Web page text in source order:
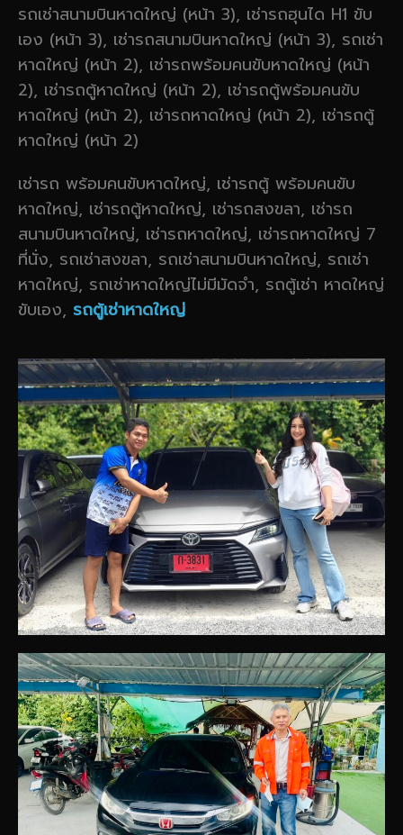
รถเช่าสนามบินหาดใหญ่ (หน้า 3), เช่ารถฮุนได H1 ขับ
เอง (หน้า 3), เช่ารถสนามบินหาดใหญ่ (หน้า 3), รถเช่า
หาดใหญ่ (หน้า 2), เช่ารถพร้อมคนขับหาดใหญ่ (หน้า
2), เช่ารถตู้หาดใหญ่ (หน้า 2), เช่ารถตู้พร้อมคนขับ
หาดใหญ่ (หน้า 2), เช่ารถหาดใหญ่ (หน้า 2), เช่ารถตู้
หาดใหญ่ (หน้า 2)
เช่ารถ พร้อมคนขับหาดใหญ่, เช่ารถตู้ พร้อมคนขับ
หาดใหญ่, เช่ารถตู้หาดใหญ่, เช่ารถสงขลา, เช่ารถ
สนามบินหาดใหญ่, เช่ารถหาดใหญ่, เช่ารถหาดใหญ่ 7
ที่นั่ง, รถเช่าสงขลา, รถเช่าสนามบินหาดใหญ่, รถเช่า
หาดใหญ่, รถเช่าหาดใหญ่ไม่มีมัดจำ, รถตู้เช่า หาดใหญ่
ขับเอง, รถตู้เช่าหาดใหญ่